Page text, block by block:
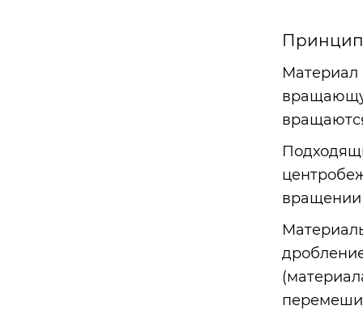
Материал
вращении